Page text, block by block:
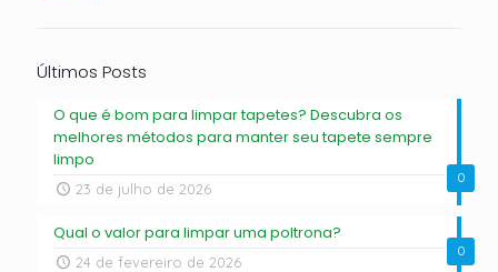
Últimos Posts
0
O que é bom para limpar tapetes? Descubra os
melhores métodos para manter seu tapete sempre
limpo
23 de julho de 2026
0
Qual o valor para limpar uma poltrona?
24 de fevereiro de 2026